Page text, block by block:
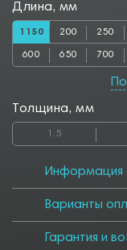
Длина, мм
1150 200 250
600 650 700
1200
2000 2050 2500
3550 4000 4050
Толщина, мм
1.5
Информация
Варианты
Гарантия и